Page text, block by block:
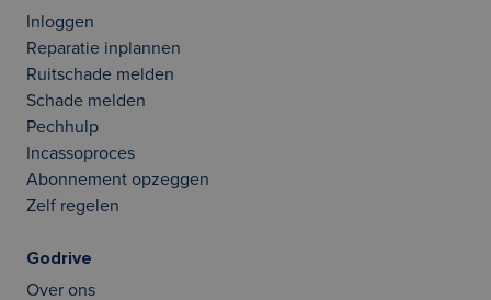
Inloggen
Reparatie inplannen
Ruitschade melden
Schade melden
Pechhulp
Incassoproces
Abonnement opzeggen
Zelf regelen
Godrive
Over ons